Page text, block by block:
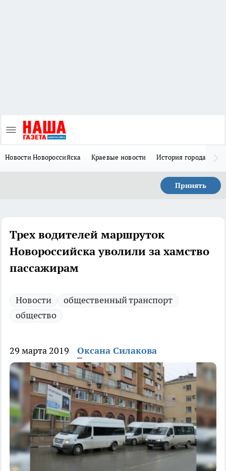
Новости Новороссийска Краевые новости История города Н
Принять
Трех водителей маршруток
Новороссийска уволили за хамство
пассажирам
Новости
общественный транспорт
общество
29 марта 2019 Оксана Силакова